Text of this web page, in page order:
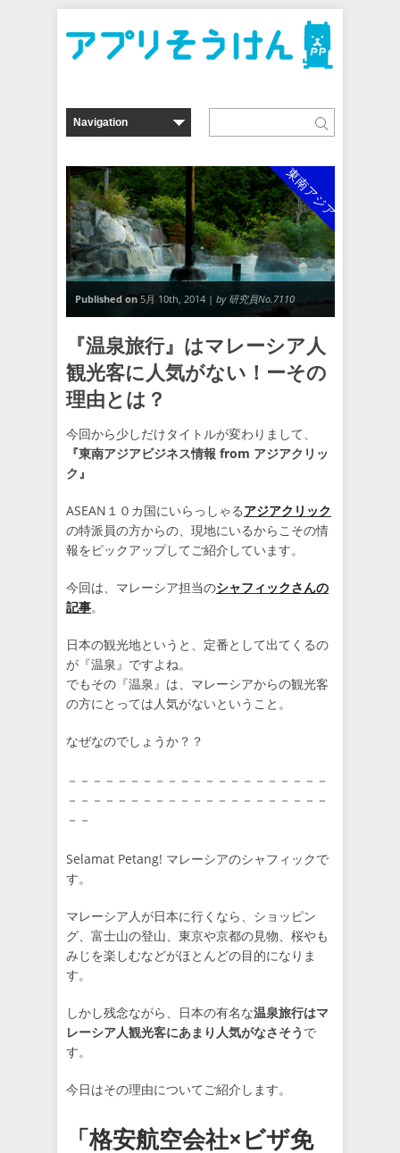
東南アジア
Published on 5月 10th, 2014 | by 研究員No.7110
『温泉旅行』はマレーシア人
観光客に人気がない！ーその
理由とは？
今回から少しだけタイトルが変わりまして、
『東南アジアビジネス情報 from アジアクリッ
ク』
ASEAN１０カ国にいらっしゃるアジアクリック
の特派員の方からの、現地にいるからこその情
報をピックアップしてご紹介しています。
今回は、マレーシア担当のシャフィックさんの
記事。
日本の観光地というと、定番として出てくるの
が『温泉』ですよね。
でもその『温泉』は、マレーシアからの観光客
の方にとっては人気がないということ。
なぜなのでしょうか？？
－－－－－－－－－－－－－－－－－－－－－
－－－－－－－－－－－－－－－－－－－－－
－－
Selamat Petang! マレーシアのシャフィックで
す。
マレーシア人が日本に行くなら、ショッピン
グ、富士山の登山、東京や京都の見物、桜やも
みじを楽しむなどがほとんどの目的になりま
す。
しかし残念ながら、日本の有名な温泉旅行はマ
レーシア人観光客にあまり人気がなさそう で
す。
今日はその理由についてご紹介します。
「格安航空会社×ビザ免